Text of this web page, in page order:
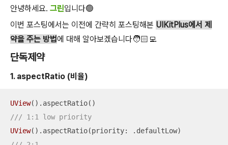
안녕하세요. 그린입니다🟢
이번 포스팅에서는 이전에 간략히 포스팅해본 UIKitPlus에서 제
약을 주는 방법에 대해 알아보겠습니다🧑🏻‍💻
단독제약
1. aspectRatio (비율)
UView
/// 1:1 low priority
UView